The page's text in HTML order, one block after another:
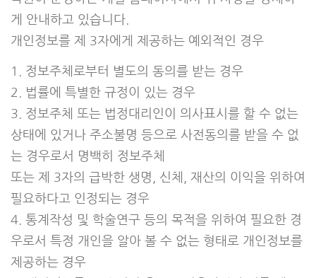
게 안내하고 있습니다.
개인정보를 제 3자에게 제공하는 예외적인 경우
1. 정보주체로부터 별도의 동의를 받는 경우
2. 법률에 특별한 규정이 있는 경우
3. 정보주체 또는 법정대리인이 의사표시를 할 수 없는
상태에 있거나 주소불명 등으로 사전동의를 받을 수 없
는 경우로서 명백히 정보주체
또는 제 3자의 급박한 생명, 신체, 재산의 이익을 위하여
필요하다고 인정되는 경우
4. 통계작성 및 학술연구 등의 목적을 위하여 필요한 경
우로서 특정 개인을 알아 볼 수 없는 형태로 개인정보를
제공하는 경우